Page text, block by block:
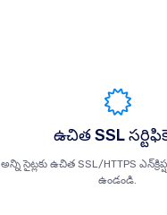
ఉచిత SSL
అన్ని సైట్లకు ఉచిత SSL/HTTPS
ఉండండి.